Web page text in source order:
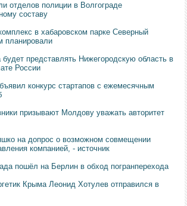
отделов полиции в Волгограде
составу
в хабаровском парке Северный
планировали
представлять Нижегородскую область в
России
конкурс стартапов с ежемесячным
призывают Молдову уважать авторитет
на допрос о возможном совмещении
компанией, - источник
пошёл на Берлин в обход погранперехода
Крыма Леонид Хотулев отправился в